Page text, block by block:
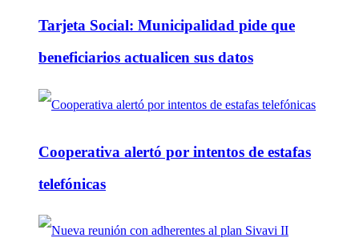
Tarjeta Social: Municipalidad pide que
beneficiarios actualicen sus datos
Cooperativa alertó por intentos de estafas
telefónicas